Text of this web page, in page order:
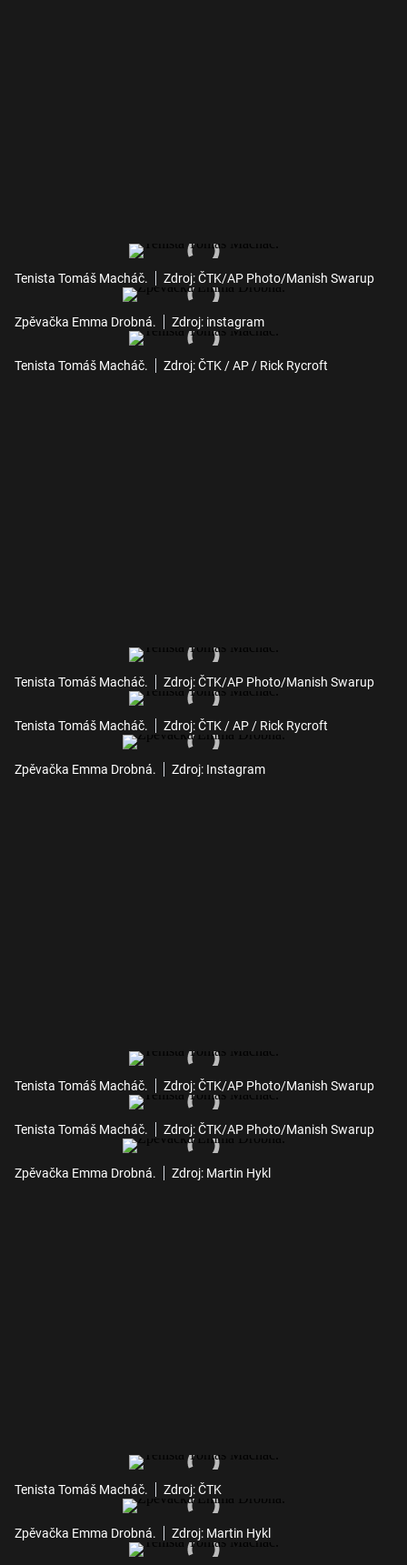
Tenista Tomáš Macháč. Zdroj: ČTK/AP Photo/Manish Swarup
Zpěvačka Emma Drobná. Zdroj: instagram
Tenista Tomáš Macháč. Zdroj: ČTK / AP / Rick Rycroft
Tenista Tomáš Macháč. Zdroj: ČTK/AP Photo/Manish Swarup
Tenista Tomáš Macháč. Zdroj: ČTK / AP / Rick Rycroft
Zpěvačka Emma Drobná. Zdroj: Instagram
Tenista Tomáš Macháč. Zdroj: ČTK/AP Photo/Manish Swarup
Tenista Tomáš Macháč. Zdroj: ČTK/AP Photo/Manish Swarup
Zpěvačka Emma Drobná. Zdroj: Martin Hykl
Tenista Tomáš Macháč. Zdroj: ČTK
Zpěvačka Emma Drobná. Zdroj: Martin Hykl